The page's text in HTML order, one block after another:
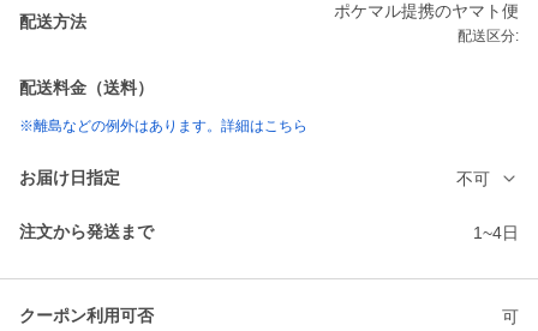
配送方法
ポケマル提携のヤマト便
配送区分:
配送料金（送料）
※離島などの例外はあります。詳細はこちら
お届け日指定 不可
注文から発送まで 1~4日
クーポン利用可否 可